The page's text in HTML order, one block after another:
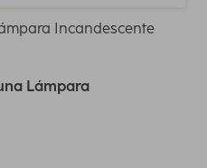
Incandescente
Lámpara